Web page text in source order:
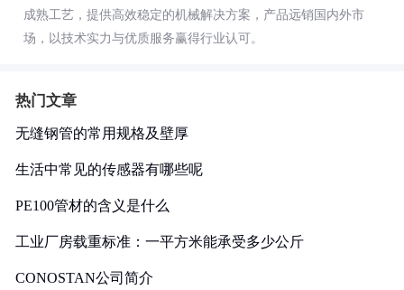
成熟工艺，提供高效稳定的机械解决方案，产品远销国内外市
场，以技术实力与优质服务赢得行业认可。
热门文章
无缝钢管的常用规格及壁厚
生活中常见的传感器有哪些呢
PE100管材的含义是什么
工业厂房载重标准：一平方米能承受多少公斤
CONOSTAN公司简介